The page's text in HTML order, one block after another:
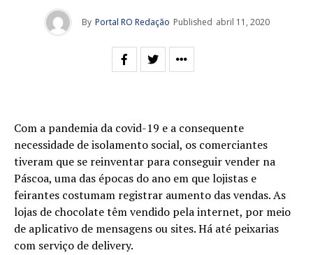
By Portal RO Redação Published abril 11, 2020
Com a pandemia da covid-19 e a consequente
necessidade de isolamento social, os comerciantes
tiveram que se reinventar para conseguir vender na
Páscoa, uma das épocas do ano em que lojistas e
feirantes costumam registrar aumento das vendas. As
lojas de chocolate têm vendido pela internet, por meio
de aplicativo de mensagens ou sites. Há até peixarias
com serviço de delivery.